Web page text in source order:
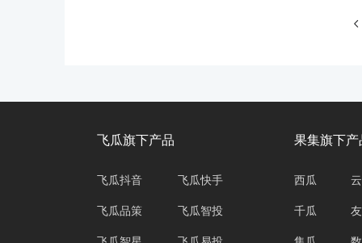
飞瓜旗下产品
飞瓜抖音
飞瓜品策
飞瓜快手
飞瓜智投
果集旗下产
西瓜
千瓜